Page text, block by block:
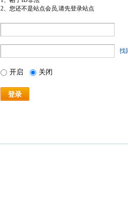
2、您还不是站点会员,请先登录站点
找
开启 关闭
登录